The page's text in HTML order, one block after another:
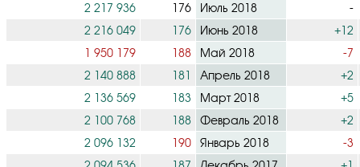
2 217 936
176 Июль 2018
-
2 216 049
176 Июнь 2018
+12
1 950 179
188 Май 2018
-7
2 140 888
181 Апрель 2018
+2
2 136 569
183 Март 2018
+5
2 100 768
188 Февраль 2018
+2
2 096 132
190 Январь 2018
-3